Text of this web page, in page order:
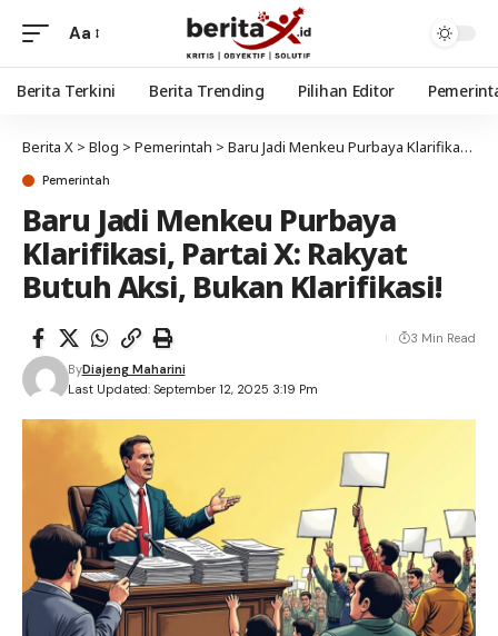
Aa
Berita Terkini Berita Trending Pilihan Editor
Berita X > Blog > Pemerintah > Baru Jadi Menkeu Purbaya Klarifikasi, Partai X: Rakyat Butuh Aksi, Bukan Klarifikasi!
Pemerintah
Baru Jadi Menkeu Purbaya
Klarifikasi, Partai X: Rakyat
Butuh Aksi, Bukan Klarifikasi!
Last Updated: September 12, 2025 3:19 Pm
ByDiajeng Maharini
3 Min Read